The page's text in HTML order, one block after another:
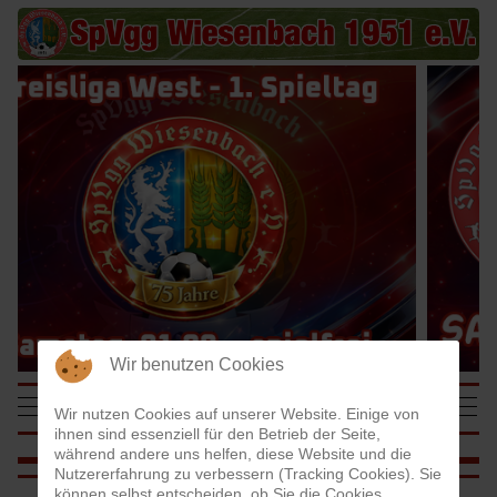
Mobile Menu Toggle
1951 e.V.
Off-
Wir benutzen Cookies
Wir nutzen Cookies auf unserer Website. Einige von
ihnen sind essenziell für den Betrieb der Seite,
während andere uns helfen, diese Website und die
Nutzererfahrung zu verbessern (Tracking Cookies). Sie
können selbst entscheiden, ob Sie die Cookies